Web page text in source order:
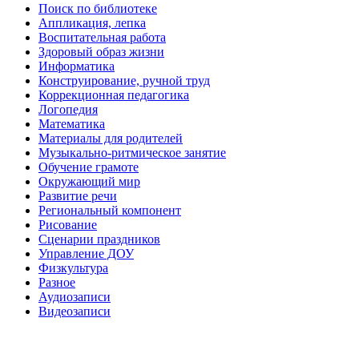
Поиск по библиотеке
Аппликация, лепка
Воспитательная работа
Здоровый образ жизни
Информатика
Конструирование, ручной труд
Коррекционная педагогика
Логопедия
Математика
Материалы для родителей
Музыкально-ритмическое занятие
Обучение грамоте
Окружающий мир
Развитие речи
Региональный компонент
Рисование
Сценарии праздников
Управление ДОУ
Физкультура
Разное
Аудиозаписи
Видеозаписи